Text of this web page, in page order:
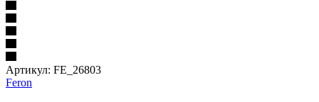
Артикул: FE_26803
Feron